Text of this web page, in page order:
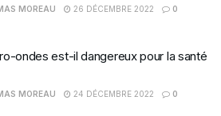
MOREAU 26 DÉCEMBRE 2022 0
ondes est-il dangereux pour la santé
MOREAU 24 DÉCEMBRE 2022 0